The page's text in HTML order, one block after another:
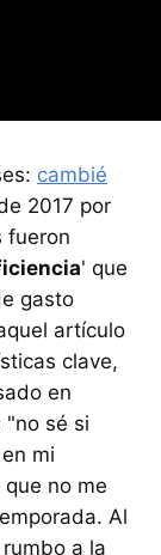
cambié
2017 por
fueron
' que
gasto
artículo
clave,
en
"no sé si
mi
no me
Al
a la